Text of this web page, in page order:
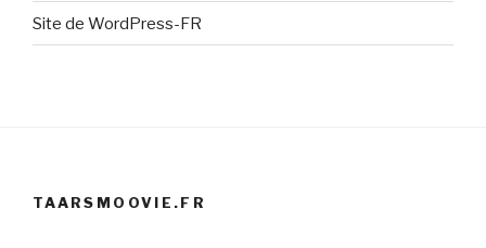
Site de WordPress-FR
TAARSMOOVIE.FR